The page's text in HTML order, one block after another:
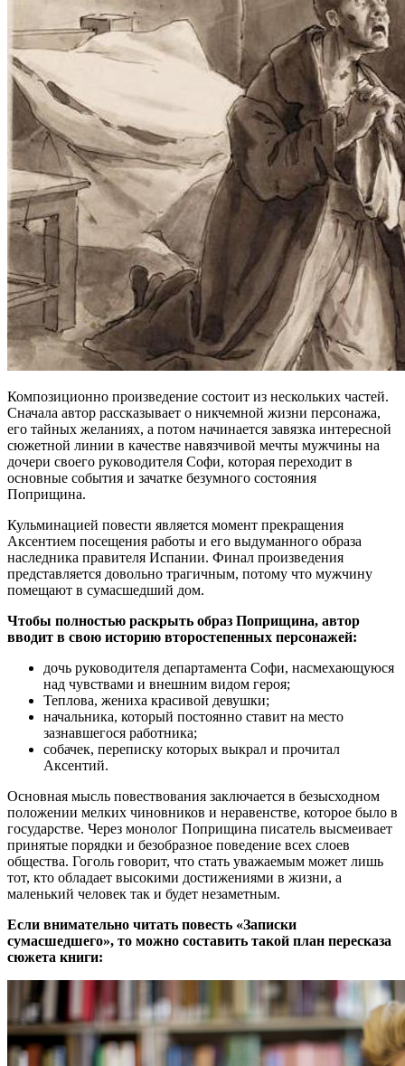
Композиционно произведение состоит из нескольких частей.
Сначала автор рассказывает о никчемной жизни персонажа,
его тайных желаниях, а потом начинается завязка интересной
сюжетной линии в качестве навязчивой мечты мужчины на
дочери своего руководителя Софи, которая переходит в
основные события и зачатке безумного состояния
Поприщина.
Кульминацией повести является момент прекращения
Аксентием посещения работы и его выдуманного образа
наследника правителя Испании. Финал произведения
представляется довольно трагичным, потому что мужчину
помещают в сумасшедший дом.
Чтобы полностью раскрыть образ Поприщина, автор
вводит в свою историю второстепенных персонажей:
дочь руководителя департамента Софи, насмехающуюся
над чувствами и внешним видом героя;
Теплова, жениха красивой девушки;
начальника, который постоянно ставит на место
зазнавшегося работника;
собачек, переписку которых выкрал и прочитал
Аксентий.
Основная мысль повествования заключается в безысходном
положении мелких чиновников и неравенстве, которое было в
государстве. Через монолог Поприщина писатель высмеивает
принятые порядки и безобразное поведение всех слоев
общества. Гоголь говорит, что стать уважаемым может лишь
тот, кто обладает высокими достижениями в жизни, а
маленький человек так и будет незаметным.
Если внимательно читать повесть «Записки
сумасшедшего», то можно составить такой план пересказа
сюжета книги: